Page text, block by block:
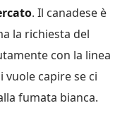
. Il canadese è
la richiesta del
con la linea
vuole capire se ci
fumata bianca.